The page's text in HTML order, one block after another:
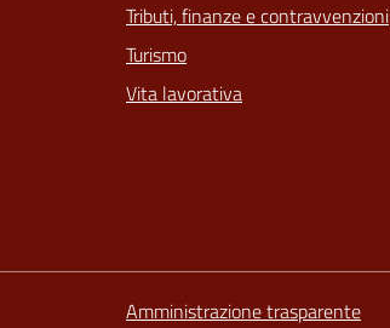
Tributi, finanze e contravvenzioni
Turismo
Vita lavorativa
Amministrazione trasparente